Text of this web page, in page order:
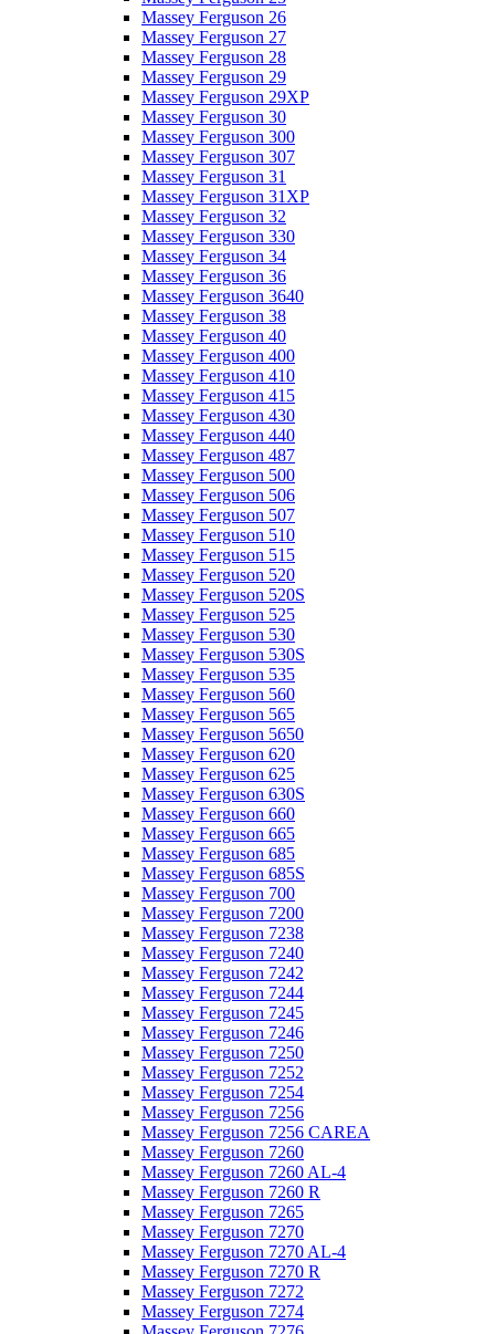
Massey Ferguson 26
Massey Ferguson 27
Massey Ferguson 28
Massey Ferguson 29
Massey Ferguson 29XP
Massey Ferguson 30
Massey Ferguson 300
Massey Ferguson 307
Massey Ferguson 31
Massey Ferguson 31XP
Massey Ferguson 32
Massey Ferguson 330
Massey Ferguson 34
Massey Ferguson 36
Massey Ferguson 3640
Massey Ferguson 38
Massey Ferguson 40
Massey Ferguson 400
Massey Ferguson 410
Massey Ferguson 415
Massey Ferguson 430
Massey Ferguson 440
Massey Ferguson 487
Massey Ferguson 500
Massey Ferguson 506
Massey Ferguson 507
Massey Ferguson 510
Massey Ferguson 515
Massey Ferguson 520
Massey Ferguson 520S
Massey Ferguson 525
Massey Ferguson 530
Massey Ferguson 530S
Massey Ferguson 535
Massey Ferguson 560
Massey Ferguson 565
Massey Ferguson 5650
Massey Ferguson 620
Massey Ferguson 625
Massey Ferguson 630S
Massey Ferguson 660
Massey Ferguson 665
Massey Ferguson 685
Massey Ferguson 685S
Massey Ferguson 700
Massey Ferguson 7200
Massey Ferguson 7238
Massey Ferguson 7240
Massey Ferguson 7242
Massey Ferguson 7244
Massey Ferguson 7245
Massey Ferguson 7246
Massey Ferguson 7250
Massey Ferguson 7252
Massey Ferguson 7254
Massey Ferguson 7256
Massey Ferguson 7256 CAREA
Massey Ferguson 7260
Massey Ferguson 7260 AL-4
Massey Ferguson 7260 R
Massey Ferguson 7265
Massey Ferguson 7270
Massey Ferguson 7270 AL-4
Massey Ferguson 7270 R
Massey Ferguson 7272
Massey Ferguson 7274